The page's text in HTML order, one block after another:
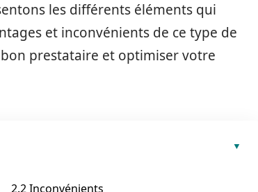
les différents éléments qui
et inconvénients de ce type de
prestataire et optimiser votre
2.2 Inconvénients